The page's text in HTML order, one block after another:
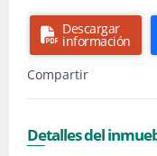
Descargar
información
Compartir
Detalles del